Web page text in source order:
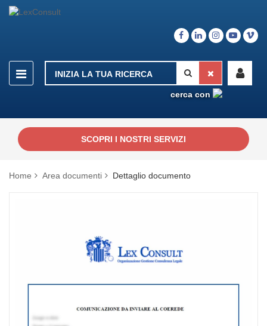
cerca con
SCOPRI I NOSTRI SERVIZI
Home Area documenti Dettaglio documento